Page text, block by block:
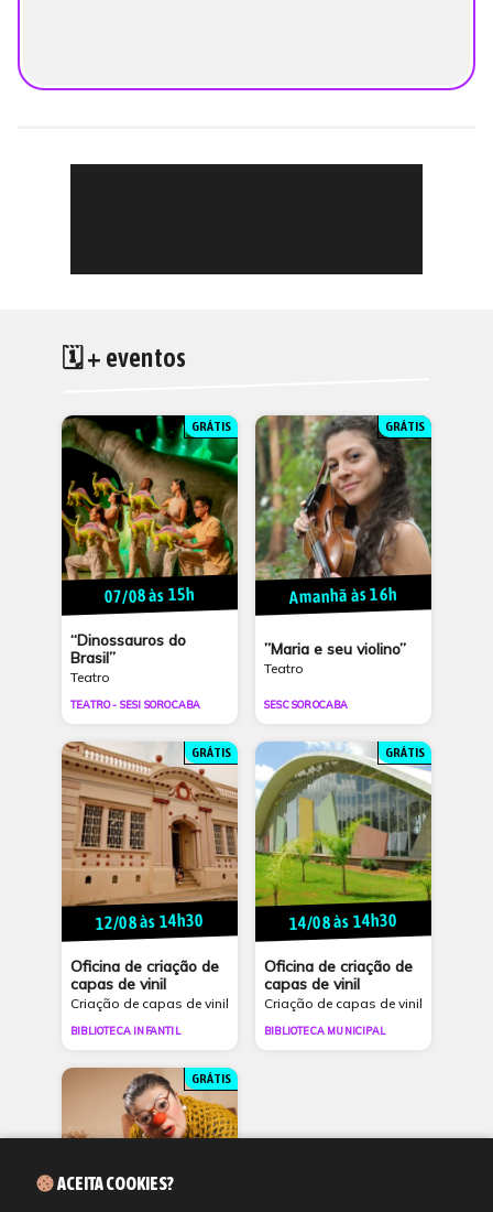
🗓 + eventos
GRÁTIS
07/08 às 15h
“Dinossauros do
Brasil”
Teatro
TEATRO - SESI SOROCABA
GRÁTIS
Amanhã às 16h
”Maria e seu violino”
Teatro
SESC SOROCABA
GRÁTIS
12/08 às 14h30
Oficina de criação de
capas de vinil
Criação de capas de vinil
BIBLIOTECA INFANTIL
GRÁTIS
14/08 às 14h30
Oficina de criação de
capas de vinil
Criação de capas de vinil
BIBLIOTECA MUNICIPAL
GRÁTIS
ACEITA COOKIES?